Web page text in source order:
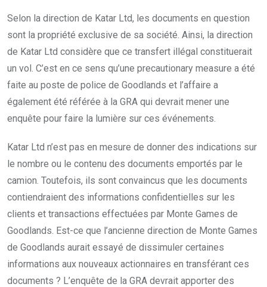
Selon la direction de Katar Ltd, les documents en question
sont la propriété exclusive de sa société. Ainsi, la direction
de Katar Ltd considère que ce transfert illégal constituerait
un vol. C’est en ce sens qu’une precautionary measure a été
faite au poste de police de Goodlands et l’affaire a
également été référée à la GRA qui devrait mener une
enquête pour faire la lumière sur ces événements.
Katar Ltd n’est pas en mesure de donner des indications sur
le nombre ou le contenu des documents emportés par le
camion. Toutefois, ils sont convaincus que les documents
contiendraient des informations confidentielles sur les
clients et transactions effectuées par Monte Games de
Goodlands. Est-ce que l’ancienne direction de Monte Games
de Goodlands aurait essayé de dissimuler certaines
informations aux nouveaux actionnaires en transférant ces
documents ? L’enquête de la GRA devrait apporter des